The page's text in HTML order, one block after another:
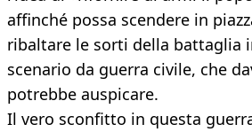
affinché possa scendere in
ribaltare le sorti della battaglia
scenario da guerra civile, che
potrebbe auspicare.
Il vero sconfitto in questa